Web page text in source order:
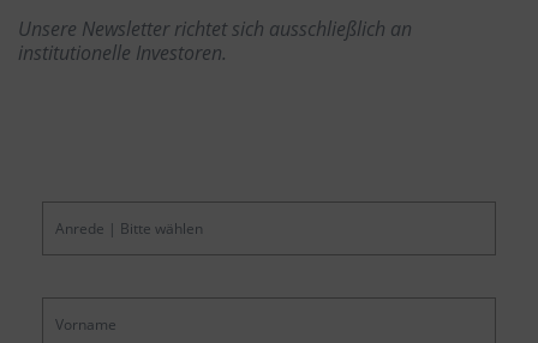
Unsere Newsletter richtet sich ausschließlich an
institutionelle Investoren.